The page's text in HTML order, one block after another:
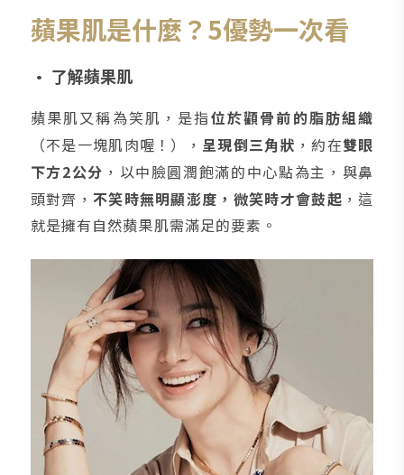
蘋果肌是什麼？5優勢一次看
• 了解蘋果肌
蘋果肌又稱為笑肌，是指位於顴骨前的脂肪組織
（不是一塊肌肉喔！）， 呈現倒三角狀 ，約在雙眼
下方2公分 ，以中臉圓潤飽滿的中心點為主，與鼻
頭對齊， 不笑時無明顯澎度，微笑時才會鼓起 ，這
就是擁有自然蘋果肌需滿足的要素。